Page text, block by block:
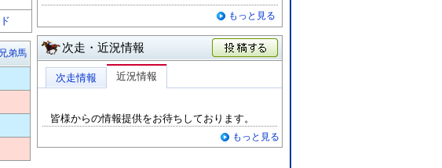
弟馬
もっと見る
次走・近況情報
次走情報 近況情報
皆様からの情報提供をお待ちしております。
もっと見る